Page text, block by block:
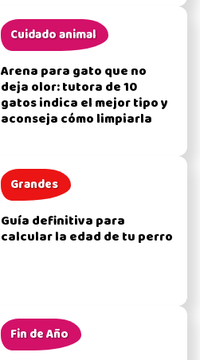
Cuidado animal
Arena para gato que no
deja olor: tutora de 10
gatos indica el mejor tipo y
aconseja cómo limpiarla
Grandes
Guía definitiva para
calcular la edad de tu perro
Fin de Año